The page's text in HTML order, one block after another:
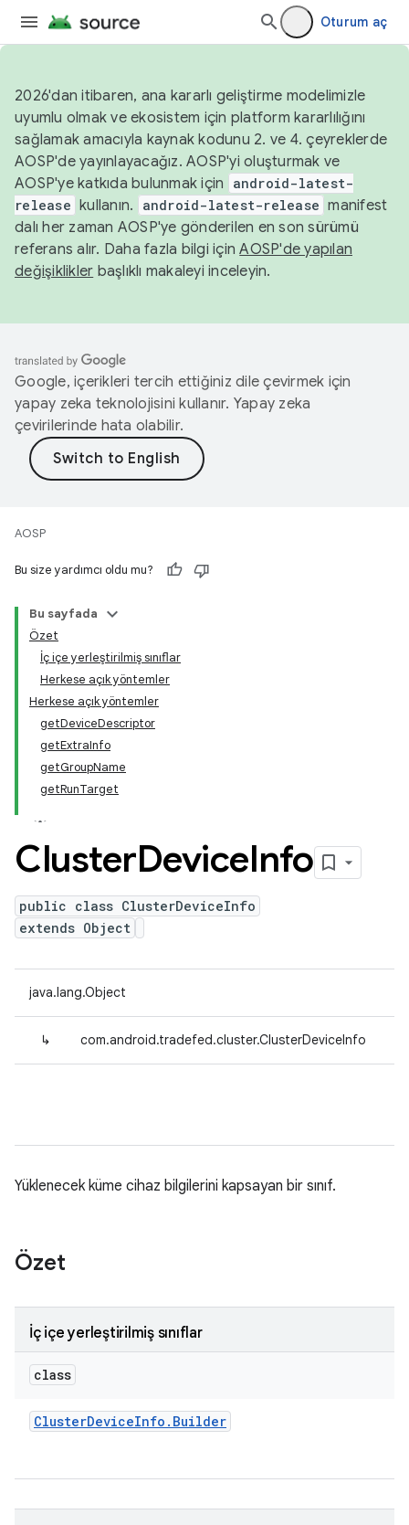
Oturum aç
2026'dan itibaren, ana kararlı geliştirme modelimizle
uyumlu olmak ve ekosistem için platform kararlılığını
sağlamak amacıyla kaynak kodunu 2. ve 4. çeyreklerde
AOSP'de yayınlayacağız. AOSP'yi oluşturmak ve
AOSP'ye katkıda bulunmak için
android-latest-
release kullanın. android-latest-release manifest
dalı her zaman AOSP'ye gönderilen en son sürümü
referans alır. Daha fazla bilgi içinAOSP'de yapılan
değişiklikler başlıklı makaleyi inceleyin.
Google, içerikleri tercih ettiğiniz dile çevirmek için
yapay zeka teknolojisini kullanır. Yapay zeka
çevirilerinde hata olabilir.
AOSP
Bu size yardımcı oldu mu?
Bu sayfada
Özet
İç içe yerleştirilmiş sınıflar
Herkese açık yöntemler
Herkese açık yöntemler
getDeviceDescriptor
getExtraInfo
getGroupName
getRunTarget
ClusterDeviceInfo
public class ClusterDeviceInfo
extends Object
java.lang.Object
↳ com.android.tradefed.cluster.ClusterDeviceInfo
Yüklenecek küme cihaz bilgilerini kapsayan bir sınıf.
Özet
İç içe yerleştirilmiş sınıflar
class
ClusterDeviceInfo . Builder